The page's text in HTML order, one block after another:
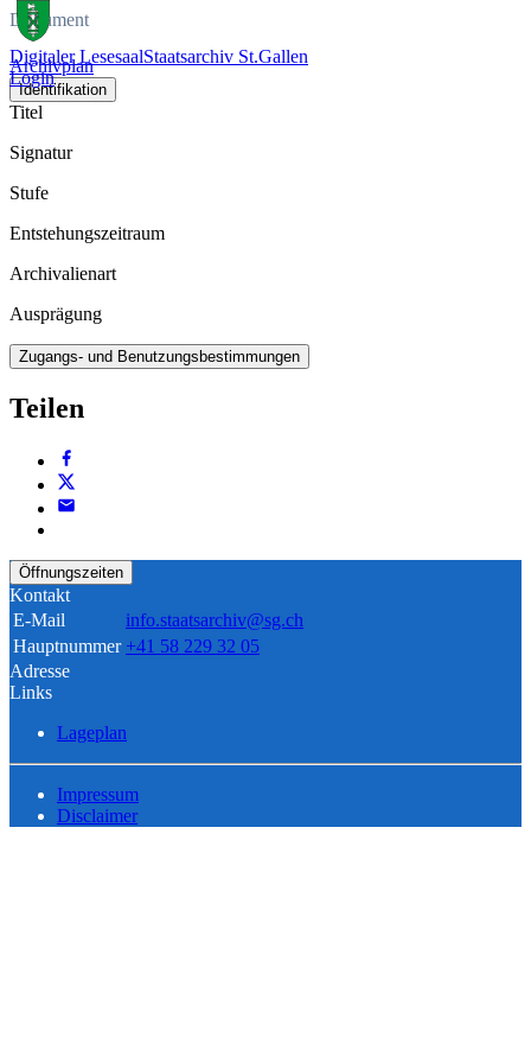
Digitaler LesesaalStaatsarchiv St.Gallen
Login
Dokument
Archivplan
Identifikation
Titel
Signatur
Stufe
Entstehungszeitraum
Archivalienart
Ausprägung
Zugangs- und Benutzungsbestimmungen
Teilen
Öffnungszeiten
Kontakt
E-Mail
info.staatsarchiv@sg.ch
Hauptnummer +41 58 229 32 05
Adresse
Links
Lageplan
Impressum
Disclaimer